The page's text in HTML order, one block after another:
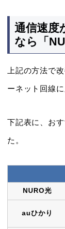
通信速度
なら「
上記の方法で
ーネット回線
下記表に、お
た。
NURO光
auひかり